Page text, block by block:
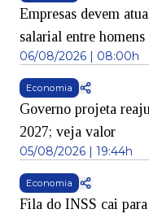
Empresas devem
salarial entre
06/08/2026 | 08:00h
Economia
Governo projeta
2027; veja valor
05/08/2026 | 19:44h
Economia
Fila do INSS cai